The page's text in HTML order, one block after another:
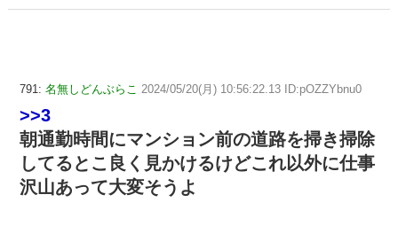
791: 名無しどんぶらこ 2024/05/20(月) 10:56:22.13 ID:pOZZYbnu0
>>3
朝通勤時間にマンション前の道路を掃き掃除
してるとこ良く見かけるけどこれ以外に仕事
沢山あって大変そうよ